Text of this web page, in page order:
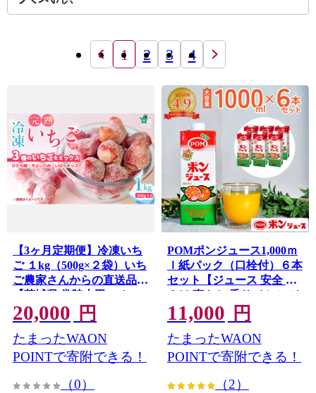
1 2 3 4
【3ヶ月定期便】冷凍いち
ご １kg（500g×２袋）いち
ご農家さんからの直送品
【茨城県 常陸太田 いちご
いばらキッス ひたち姫 や
よいひめ フルーツ 苺 イチ
ゴ 果肉 まろやかな 品質 健
康 果物 デザート 美容 おや
20,000 円
たまったWAON
POINTで寄附できる！
（0）
POMポンジュース1,000ｍ
ｌ紙パック（口栓付）６本
セット【ジュース 安全 Ｐ
ＯＭ 爽やか 香り オレンジ
果汁 酸味 甘味 バランス 温
州みかん ブレンド コク 味
わい 冷蔵庫 ドアポケット
出し入れしやすい スクエ
ァミリーサイズ 子ども 茨
11,000 円
たまったWAON
POINTで寄附できる！
（2）